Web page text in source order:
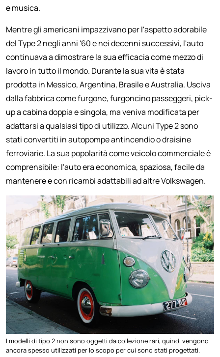
e musica.
Mentre gli americani impazzivano per l'aspetto adorabile
del Type 2 negli anni '60 e nei decenni successivi, l'auto
continuava a dimostrare la sua efficacia come mezzo di
lavoro in tutto il mondo. Durante la sua vita è stata
prodotta in Messico, Argentina, Brasile e Australia. Usciva
dalla fabbrica come furgone, furgoncino passeggeri, pick-
up a cabina doppia e singola, ma veniva modificata per
adattarsi a qualsiasi tipo di utilizzo. Alcuni Type 2 sono
stati convertiti in autopompe antincendio o draisine
ferroviarie. La sua popolarità come veicolo commerciale è
comprensibile: l'auto era economica, spaziosa, facile da
mantenere e con ricambi adattabili ad altre Volkswagen.
I modelli di tipo 2 non sono oggetti da collezione rari, quindi vengono
ancora spesso utilizzati per lo scopo per cui sono stati progettati.